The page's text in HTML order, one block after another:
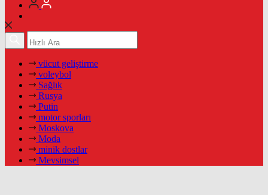
vücut geliştirme
voleybol
Sağlık
Rusya
Putin
motor sporları
Moskova
Moda
minik dostlar
Mevsimsel